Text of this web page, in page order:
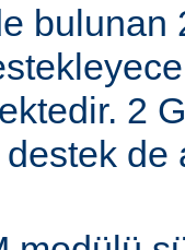
bulunan
2
de